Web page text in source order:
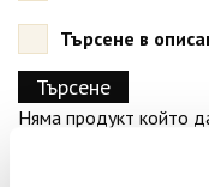
Търсене в
Няма продукт който